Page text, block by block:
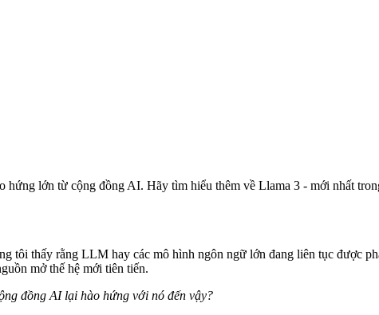
hứng lớn từ cộng đồng AI. Hãy tìm hiểu thêm về Llama 3 - mới nhất
tôi thấy rằng LLM hay các mô hình ngôn ngữ lớn đang liên tục được
mở thế hệ mới tiên tiến.
đồng AI lại hào hứng với nó đến vậy?